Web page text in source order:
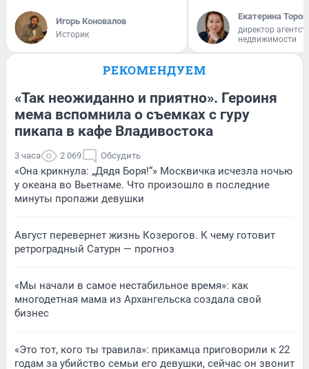
Игорь Коновалов
Историк
Екатерина
директор
недвижимости
РЕКОМЕНДУЕМ
«Так неожиданно и приятно». Героиня
мема вспомнила о съемках с гуру
пикапа в кафе Владивостока
3 часа 2 069 Обсудить
«Она крикнула: „Дядя Боря!“» Москвичка исчезла ночью
у океана во Вьетнаме. Что произошло в последние
минуты пропажи девушки
Август перевернет жизнь Козерогов. К чему готовит
ретроградный Сатурн — прогноз
«Мы начали в самое нестабильное время»: как
многодетная мама из Архангельска создала свой
бизнес
«Это тот, кого ты травила»: прикамца приговорили к 22
годам за убийство семьи его девушки, сейчас он звонит